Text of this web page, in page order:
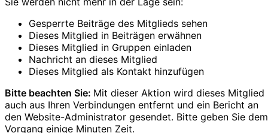
Gesperrte Beiträge des Mitglieds sehen
Dieses Mitglied in Beiträgen erwähnen
Dieses Mitglied in Gruppen einladen
Nachricht an dieses Mitglied
Dieses Mitglied als Kontakt hinzufügen
Bitte beachten Sie: Mit dieser Aktion wird dieses Mitglied
auch aus Ihren Verbindungen entfernt und ein Bericht an
den Website-Administrator gesendet. Bitte geben Sie dem
Vorgang einige Minuten Zeit.